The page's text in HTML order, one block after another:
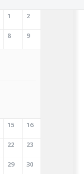
1 2
8 9
15 16
22 23
29 30